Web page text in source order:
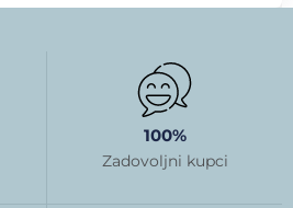
100%
Zadovoljni kupci